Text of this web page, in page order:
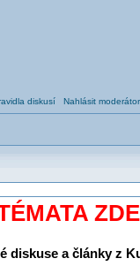
diskusí Nahlásit
diskuse a články z